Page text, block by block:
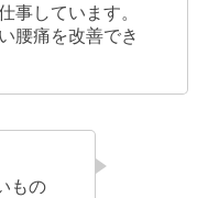
事しています。
腰痛を改善でき
もの